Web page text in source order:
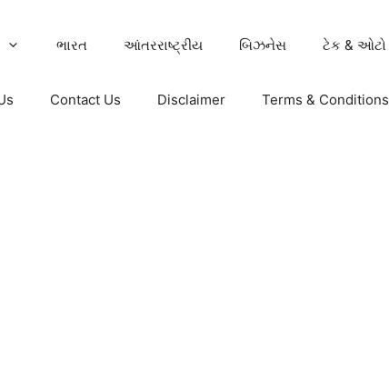
ભારત આંતરરાષ્ટ્રીય બિઝનેસ ટેક & ઓટો
Contact Us Disclaimer Terms & Conditions